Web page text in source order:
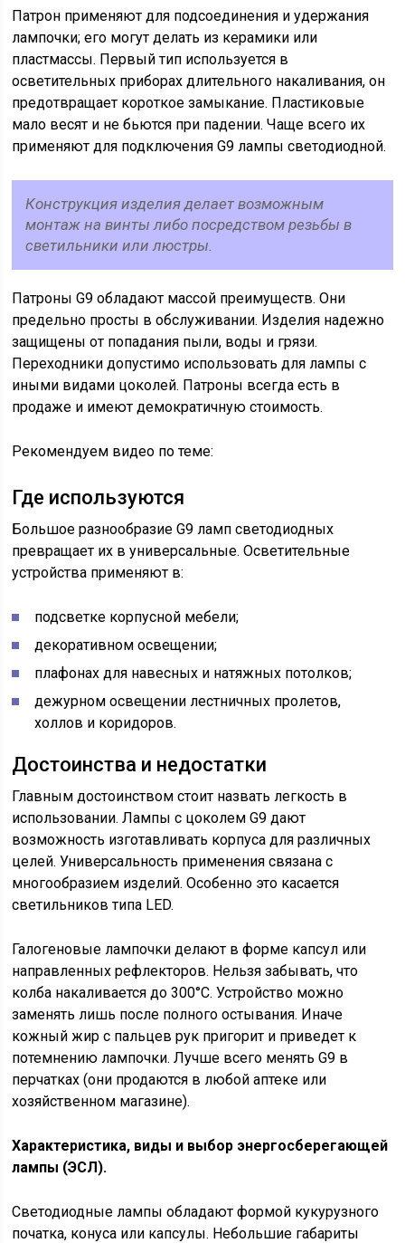
Патрон применяют для подсоединения и удержания
лампочки; его могут делать из керамики или
пластмассы. Первый тип используется в
осветительных приборах длительного накаливания, он
предотвращает короткое замыкание. Пластиковые
мало весят и не бьются при падении. Чаще всего их
применяют для подключения G9 лампы светодиодной.
Конструкция изделия делает возможным
монтаж на винты либо посредством резьбы в
светильники или люстры.
Патроны G9 обладают массой преимуществ. Они
предельно просты в обслуживании. Изделия надежно
защищены от попадания пыли, воды и грязи.
Переходники допустимо использовать для лампы с
иными видами цоколей. Патроны всегда есть в
продаже и имеют демократичную стоимость.
Рекомендуем видео по теме:
Где используются
Большое разнообразие G9 ламп светодиодных
превращает их в универсальные. Осветительные
устройства применяют в:
подсветке корпусной мебели;
декоративном освещении;
плафонах для навесных и натяжных потолков;
дежурном освещении лестничных пролетов,
холлов и коридоров.
Достоинства и недостатки
Главным достоинством стоит назвать легкость в
использовании. Лампы с цоколем G9 дают
возможность изготавливать корпуса для различных
целей. Универсальность применения связана с
многообразием изделий. Особенно это касается
светильников типа LED.
Галогеновые лампочки делают в форме капсул или
направленных рефлекторов. Нельзя забывать, что
колба накаливается до 300°C. Устройство можно
заменять лишь после полного остывания. Иначе
кожный жир с пальцев рук пригорит и приведет к
потемнению лампочки. Лучше всего менять G9 в
перчатках (они продаются в любой аптеке или
хозяйственном магазине).
Характеристика, виды и выбор энергосберегающей
лампы (ЭСЛ).
Светодиодные лампы обладают формой кукурузного
початка, конуса или капсулы. Небольшие габариты